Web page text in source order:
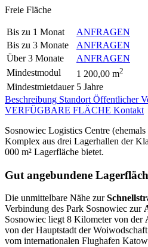
Freie Fläche
Bis zu 1 Monat
ANFRAGEN
Bis zu 3 Monate
ANFRAGEN
Über 3 Monate
ANFRAGEN
Mindestmodul
1 200,00 m2
Mindestmietdauer 5 Jahre
Beschreibung Standort Öffentlicher
VERFÜGBARE FLÄCHE Kontakt
Sosnowiec Logistics Centre
Komplex aus drei Lagerhallen der
000 m² Lagerfläche bietet.
Gut angebundene
Die unmittelbare Nähe zur
Verbindung des Park Sosnowiec zur
Sosnowiec liegt 8 Kilometer von der
von der Hauptstadt der
vom internationalen Flughafen